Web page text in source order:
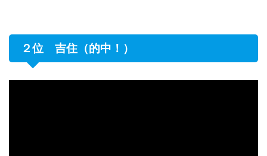
２位 吉住（的中！）